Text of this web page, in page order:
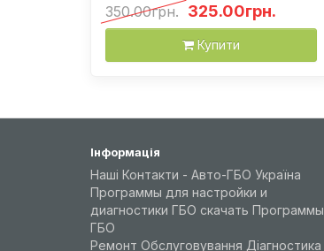
350.00грн. 325.00грн.
Купити
Інформація
Наші Контакти - Авто-ГБО Україна
Программы для настройки и
диагностики ГБО скачать Программы
ГБО
Ремонт Обслуговування Діагностика